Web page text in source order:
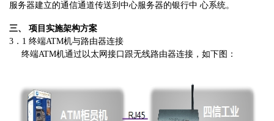
服务器建立的通信通道传送到中心服务器的银行中 心系统。
三、 项目实施架构方案
3．1 终端ATM机与路由器连接
终端ATM机通过以太网接口跟无线路由器连接，如下图：